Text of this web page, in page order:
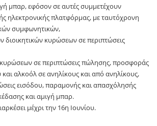
μπαρ, εφόσον σε αυτές συμμετέχουν
ηλεκτρονικής πλατφόρμας, με ταυτόχρονη
συμφωνητικών,
κυρώσεων σε περιπτώσεις
σε περιπτώσεις πώλησης, προσφοράς
αλκοόλ σε ανηλίκους και από ανηλίκους,
εισόδου, παραμονής και απασχόλησής
και αμιγή μπαρ.
μέχρι την 16η Ιουνίου.